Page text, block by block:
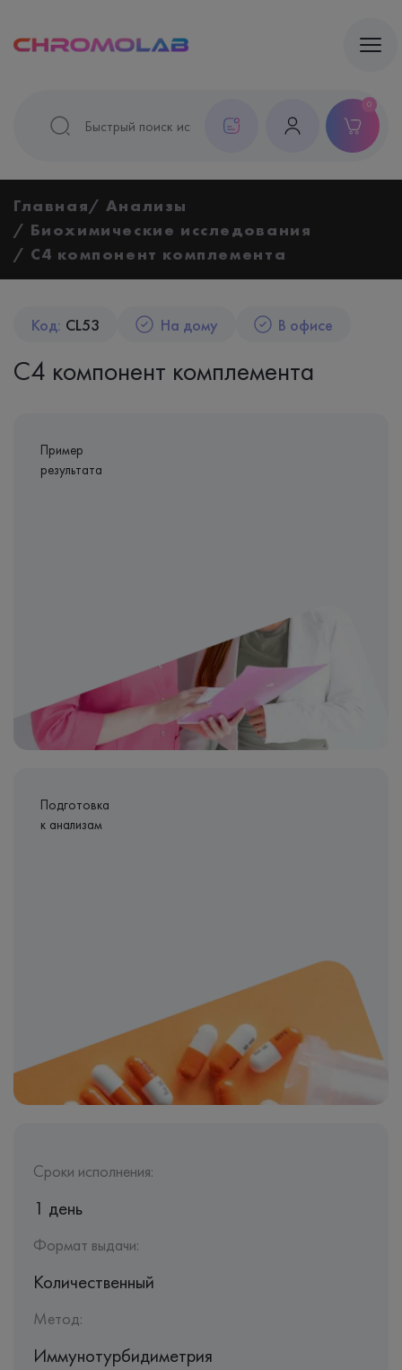
0
Главная
Анализы
Биохимические исследования
С4 компонент комплемента
Код: CL53 На дому В офисе
С4 компонент комплемента
Пример
результата
Подготовка
к анализам
Сроки исполнения:
1 день
Формат выдачи:
Количественный
Метод:
Иммунотурбидиметрия